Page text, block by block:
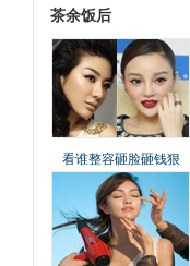
茶余饭后
看谁整容砸脸砸钱狠